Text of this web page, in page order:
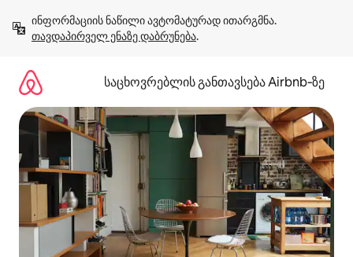
გადასვლა
თავდაპირველ ენაზე დაბრუნება.
საცხოვრებლის განთავსება Airbnb‑ზე